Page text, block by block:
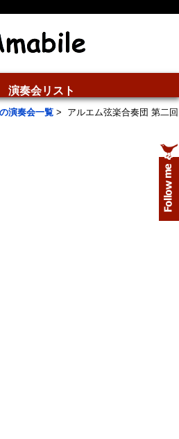
演奏会リスト
演奏会一覧 > アルエム弦楽合奏団 第二回